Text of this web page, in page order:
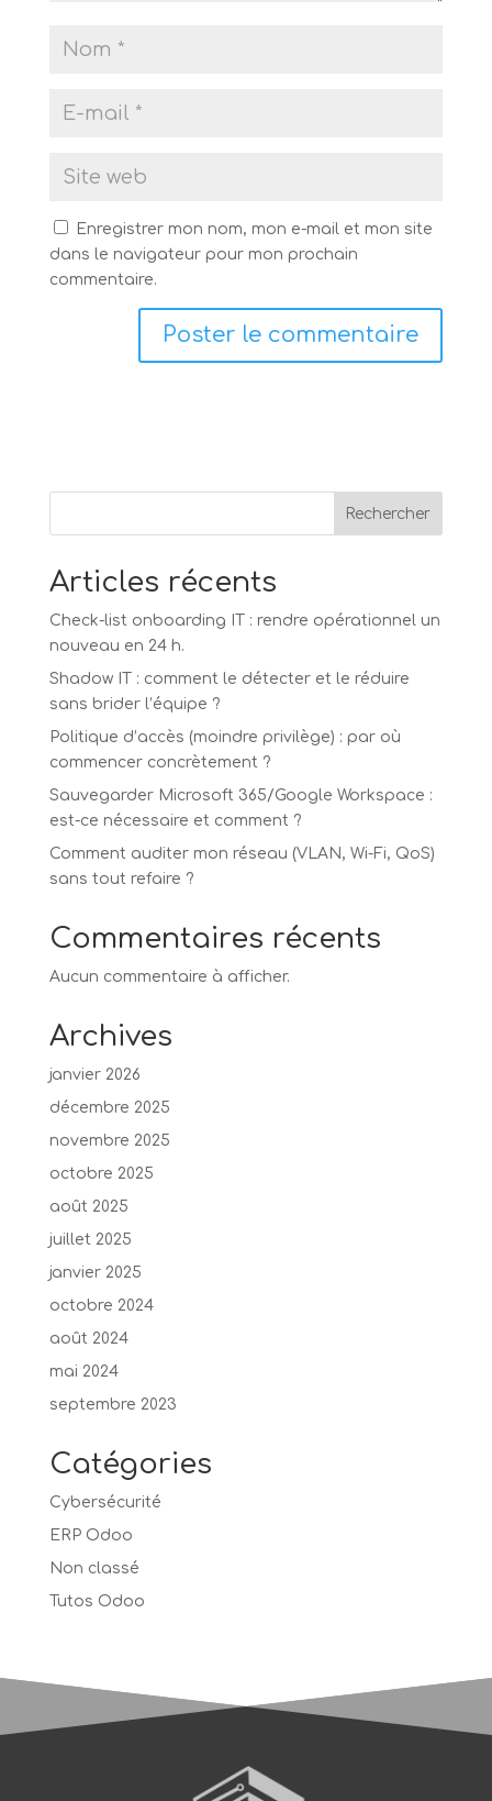
Enregistrer mon nom, mon e-mail et mon site
dans le navigateur pour mon prochain
commentaire.
Rechercher
Articles récents
Check-list onboarding IT : rendre opérationnel un
nouveau en 24 h.
Shadow IT : comment le détecter et le réduire
sans brider l’équipe ?
Politique d’accès (moindre privilège) : par où
commencer concrètement ?
Sauvegarder Microsoft 365/Google Workspace :
est-ce nécessaire et comment ?
Comment auditer mon réseau (VLAN, Wi-Fi, QoS)
sans tout refaire ?
Commentaires récents
Aucun commentaire à afficher.
Archives
janvier 2026
décembre 2025
novembre 2025
octobre 2025
août 2025
juillet 2025
janvier 2025
octobre 2024
août 2024
mai 2024
septembre 2023
Catégories
Cybersécurité
ERP Odoo
Non classé
Tutos Odoo